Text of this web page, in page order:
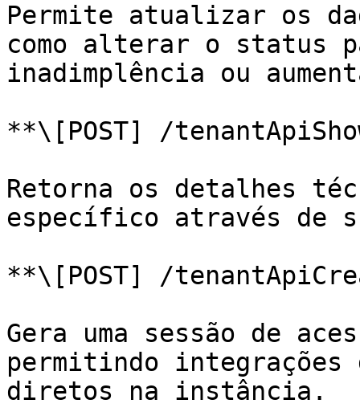
Permite atualizar os
como alterar o status
inadimplência ou
**\[POST] /
Retorna os detalhes
específico através de
**\[POST] /
Gera uma sessão de
permitindo integrações
diretos na instância.